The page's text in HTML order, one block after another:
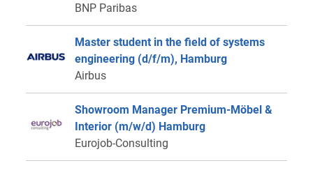
BNP Paribas
Master student in the field of systems
engineering (d/f/m), Hamburg
Airbus
Showroom Manager Premium-Möbel &
Interior (m/w/d) Hamburg
Eurojob-Consulting